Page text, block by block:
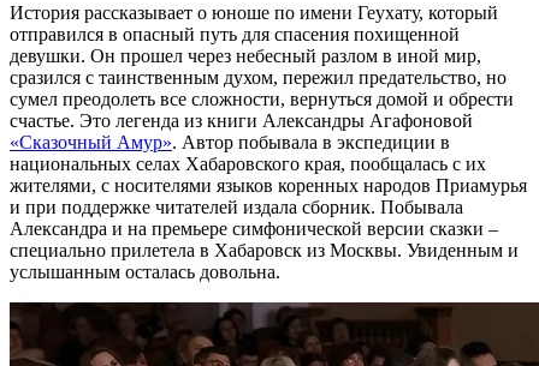
История рассказывает о юноше по имени Геухату, который
отправился в опасный путь для спасения похищенной
девушки. Он прошел через небесный разлом в иной мир,
сразился с таинственным духом, пережил предательство, но
сумел преодолеть все сложности, вернуться домой и обрести
счастье. Это легенда из книги Александры Агафоновой
«Сказочный Амур». Автор побывала в экспедиции в
национальных селах Хабаровского края, пообщалась с их
жителями, с носителями языков коренных народов Приамурья
и при поддержке читателей издала сборник. Побывала
Александра и на премьере симфонической версии сказки –
специально прилетела в Хабаровск из Москвы. Увиденным и
услышанным осталась довольна.